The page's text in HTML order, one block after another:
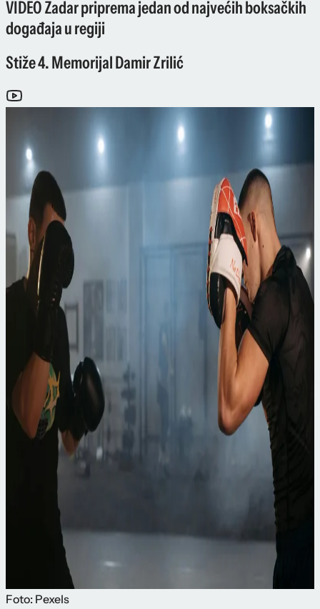
VIDEO Zadar priprema jedan od najvećih boksačkih
događaja u regiji
Stiže 4. Memorijal Damir Zrilić
Foto: Pexels